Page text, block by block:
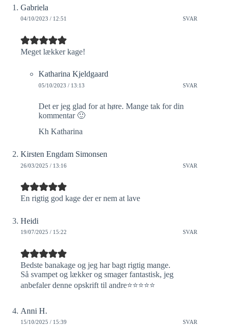
Gabriela
04/10/2023 / 12:51 SVAR
Meget lækker kage!
Katharina Kjeldgaard
05/10/2023 / 13:13 SVAR
Det er jeg glad for at høre. Mange tak for din
kommentar 🙂
Kh Katharina
Kirsten Engdam Simonsen
26/03/2025 / 13:16 SVAR
En rigtig god kage der er nem at lave
Heidi
19/07/2025 / 15:22 SVAR
Bedste banakage og jeg har bagt rigtig mange.
Så svampet og lækker og smager fantastisk, jeg
anbefaler denne opskrift til andre⭐️⭐️⭐️⭐️⭐️
Anni H.
15/10/2025 / 15:39 SVAR